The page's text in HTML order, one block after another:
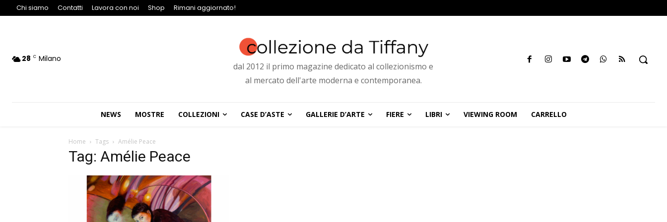
Chi siamo Contatti Lavora con noi Shop Rimani aggiornato!
28 C Milano
dal 2012 il primo magazine dedicato al collezionismo e
al mercato dell'arte moderna e contemporanea.
NEWS MOSTRE COLLEZIONI CASE D’ASTE GALLERIE D’ARTE FIERE LIBRI VIEWING ROOM CARRELLO
Home Tags Amélie Peace
Tag: Amélie Peace